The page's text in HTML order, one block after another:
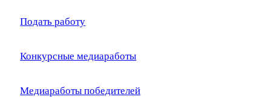
Подать работу
Конкурсные медиаработы
Медиаработы победителей